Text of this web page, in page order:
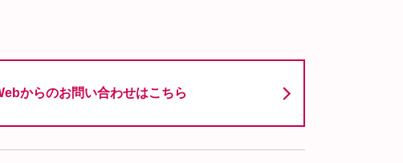
からのお問い合わせはこちら